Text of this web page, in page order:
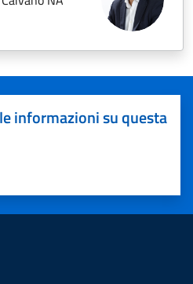
informazioni su questa
su 5
su 5